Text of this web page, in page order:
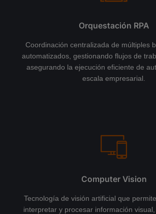
Orquestación RPA
Coordinación centralizada de múltiples
automatizados, gestionando flujos de
asegurando la ejecución eficiente de
escala empresarial.
Computer Vision
Tecnología de visión artificial que
interpretar y procesar información